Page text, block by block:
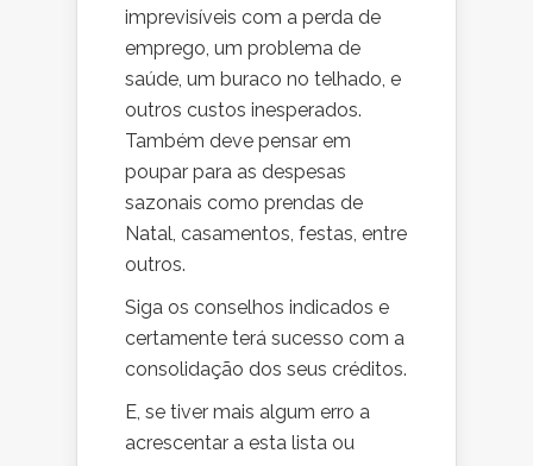
imprevisíveis com a perda de
emprego, um problema de
saúde, um buraco no telhado, e
outros custos inesperados.
Também deve pensar em
poupar para as despesas
sazonais como prendas de
Natal, casamentos, festas, entre
outros.
Siga os conselhos indicados e
certamente terá sucesso com a
consolidação dos seus créditos.
E, se tiver mais algum erro a
acrescentar a esta lista ou